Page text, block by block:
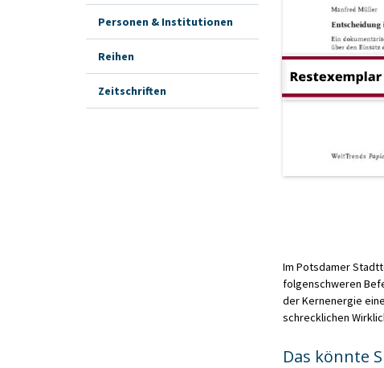
Im Potsdamer
folgenschweren
der Kernenergie
schrecklichen
Das könnte
Personen & Institutionen
Reihen
Zeitschriften